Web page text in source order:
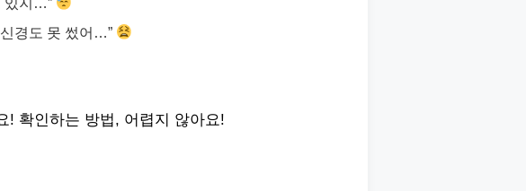
경도 못 썼어…”
! 확인하는 방법, 어렵지 않아요!